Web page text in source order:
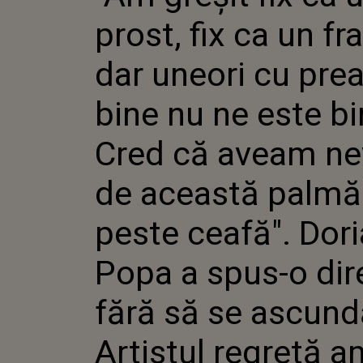
PREA
NE
AVEAM
CEAFĂ".
SPUS-
SĂ SE
FĂCUTĂ
prost, fix ca un
dar uneori cu
bine nu ne este
Cred că aveam
de această palmă
peste ceafă".
Popa a spus-o
fără să se
Artistul regretă